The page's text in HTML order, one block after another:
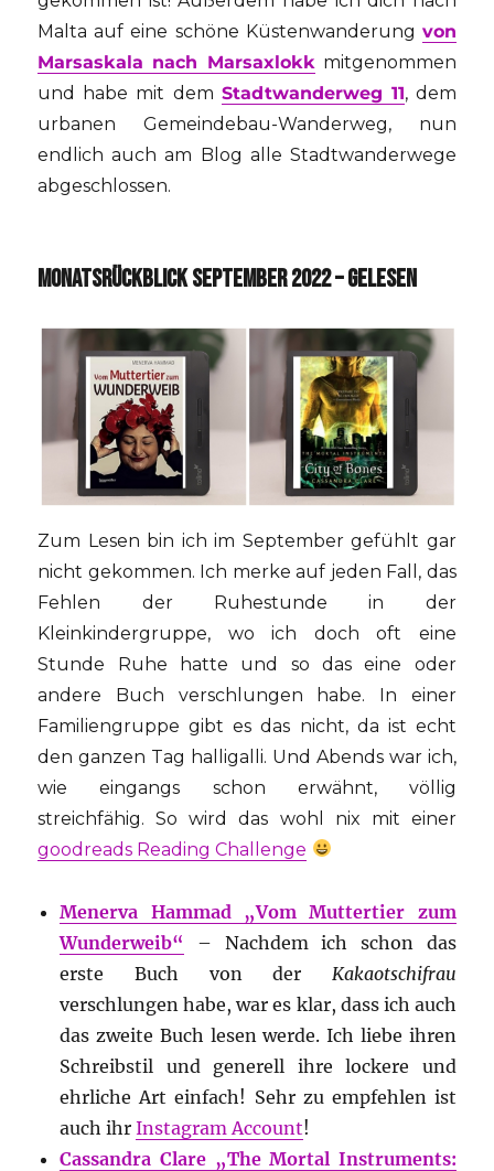
Malta auf eine schöne Küstenwanderung von
Marsaskala nach Marsaxlokk mitgenommen
und habe mit dem Stadtwanderweg 11, dem
urbanen Gemeindebau-Wanderweg, nun
endlich auch am Blog alle Stadtwanderwege
abgeschlossen.
MONATSRÜCKBLICK SEPTEMBER 2022 – GELESEN
Zum Lesen bin ich im September gefühlt gar
nicht gekommen. Ich merke auf jeden Fall, das
Fehlen der Ruhestunde in der
Kleinkindergruppe, wo ich doch oft eine
Stunde Ruhe hatte und so das eine oder
andere Buch verschlungen habe. In einer
Familiengruppe gibt es das nicht, da ist echt
den ganzen Tag halligalli. Und Abends war ich,
wie eingangs schon erwähnt, völlig
streichfähig. So wird das wohl nix mit einer
goodreads Reading Challenge
Menerva Hammad „Vom Muttertier zum
Wunderweib“
– Nachdem ich schon das
erste Buch von der Kakaotschifrau
verschlungen habe, war es klar, dass ich auch
das zweite Buch lesen werde. Ich liebe ihren
Schreibstil und generell ihre lockere und
ehrliche Art einfach! Sehr zu empfehlen ist
auch ihrInstagram Account!
Cassandra Clare „The Mortal Instruments: